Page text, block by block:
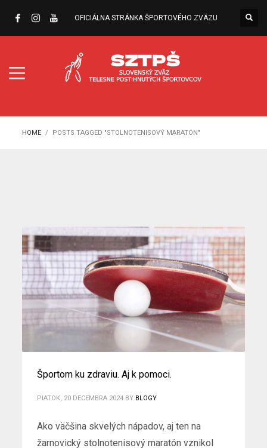
OFICIÁLNA STRÁNKA ŠPORTOVÉHO ZVÄZU
HOME POSTS TAGGED "STOLNOTENISOVÝ MARATÓN"
Športom ku zdraviu. Aj k pomoci.
PIATOK, 20 DECEMBRA 2024 BY BLOGY
Ako väčšina skvelých nápadov, aj ten na
žarnovický stolnotenisový maratón vznikol